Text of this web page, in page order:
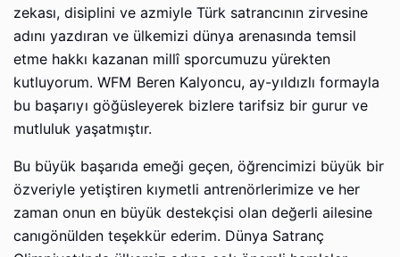
zekası, disiplini ve azmiyle Türk satrancının zirvesine
adını yazdıran ve ülkemizi dünya arenasında temsil
etme hakkı kazanan millî sporcumuzu yürekten
kutluyorum. WFM Beren Kalyoncu, ay-yıldızlı formayla
bu başarıyı göğüsleyerek bizlere tarifsiz bir gurur ve
mutluluk yaşatmıştır.
Bu büyük başarıda emeği geçen, öğrencimizi büyük bir
özveriyle yetiştiren kıymetli antrenörlerimize ve her
zaman onun en büyük destekçisi olan değerli ailesine
canıgönülden teşekkür ederim. Dünya Satranç